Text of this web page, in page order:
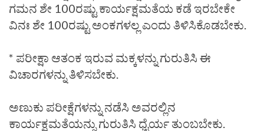
ಗಮನ ಶೇ 100ರಷ್ಟು ಕಾರ್ಯಕ್ಷಮತೆಯ ಕಡೆ ಇರಬೇಕೇ
ವಿನಃ ಶೇ 100ರಷ್ಟು ಅಂಕಗಳಲ್ಲ ಎಂದು ತಿಳಿಸಿಕೊಡಬೇಕು.
* ಪರೀಕ್ಷಾ ಆತಂಕ ಇರುವ ಮಕ್ಕಳನ್ನು ಗುರುತಿಸಿ ಈ
ವಿಚಾರಗಳನ್ನು ತಿಳಿಸಬೇಕು.
ಅಣುಕು ಪರೀಕ್ಷೆಗಳನ್ನು ನಡೆಸಿ ಅವರಲ್ಲಿನ
ಕಾರ್ಯಕ್ಷಮತೆಯನ್ನು ಗುರುತಿಸಿ ಧೈರ್ಯ ತುಂಬಬೇಕು.